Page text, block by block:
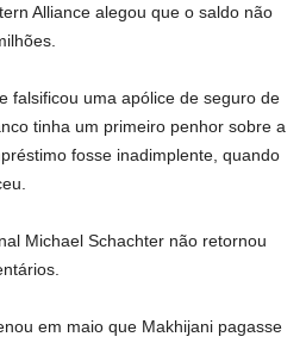
Alliance alegou que o saldo não
falsificou uma apólice de seguro de
tinha um primeiro penhor sobre a
fosse inadimplente, quando
Michael Schachter não retornou
em maio que Makhijani pagasse